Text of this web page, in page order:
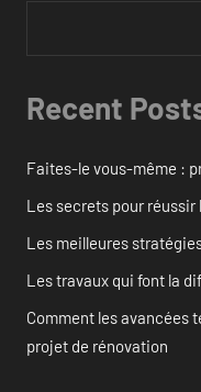
Recent
Faites-le vous-même :
Les secrets pour
Les meilleures
Les travaux qui font la
Comment les avancées
projet de rénovation